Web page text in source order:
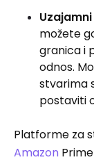
možete
granica i
odnos.
stvarima
postaviti
Platforme za
Amazon